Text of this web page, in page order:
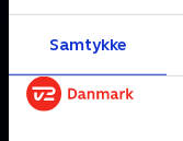
Samtykke
regeringen har planer
27. juli 2008 • 28 min
Andre så også